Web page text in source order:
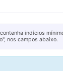
indícios
nos campos abaixo.